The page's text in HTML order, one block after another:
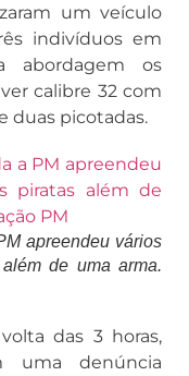
um veículo
indivíduos em
abordagem os
calibre 32 com
duas picotadas.
apreendeu vários
de uma arma.
das 3 horas,
uma denúncia